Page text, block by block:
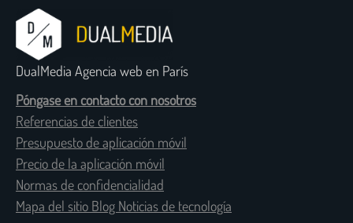
DualMedia Agencia web en París
Póngase en contacto con nosotros
Referencias de clientes
Presupuesto de aplicación móvil
Precio de la aplicación móvil
Normas de confidencialidad
Mapa del sitio Blog Noticias de tecnología